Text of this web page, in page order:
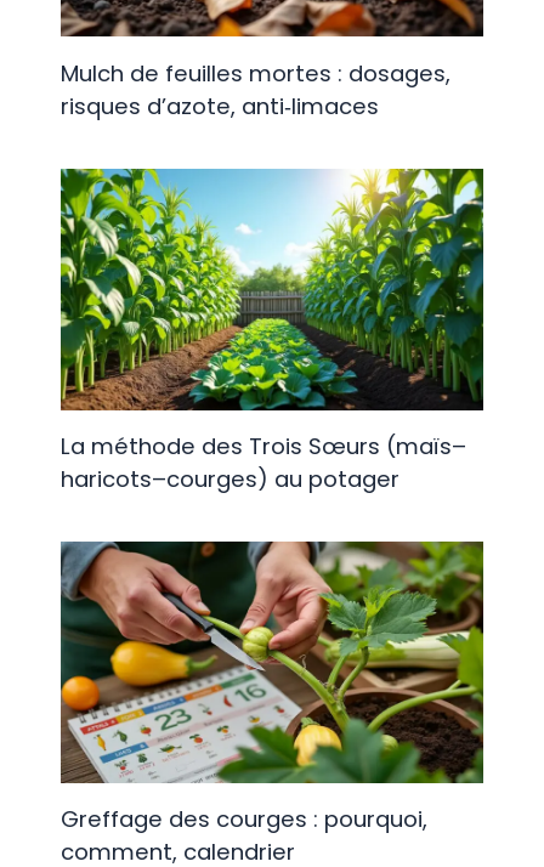
Mulch de feuilles mortes : dosages,
risques d’azote, anti‑limaces
La méthode des Trois Sœurs (maïs–
haricots–courges) au potager
Greffage des courges : pourquoi,
comment, calendrier